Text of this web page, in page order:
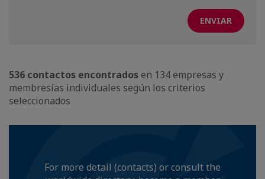
536 contactos encontrados en 134 empresas y
membresías individuales según los criterios
seleccionados
For more detail (contacts) or consult the